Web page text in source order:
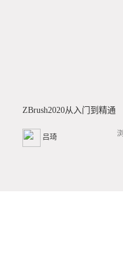
ZBrush2020从入门到精通
吕琦